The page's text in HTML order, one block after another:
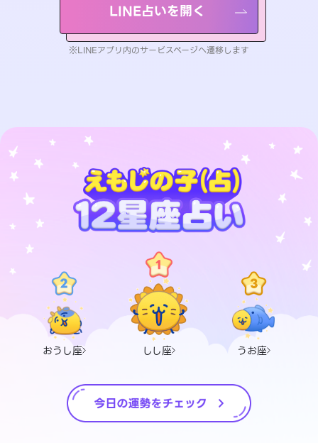
LINE占いを開く
※LINEアプリ内のサービスページへ遷移します
おうし座 しし座 うお座